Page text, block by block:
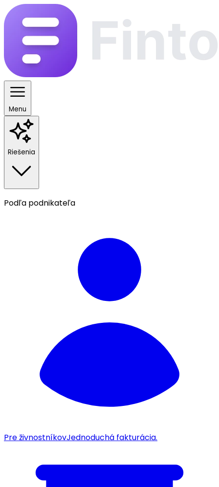
Menu
Riešenia
Podľa podnikateľa
Pre živnostníkovJednoduchá fakturácia.